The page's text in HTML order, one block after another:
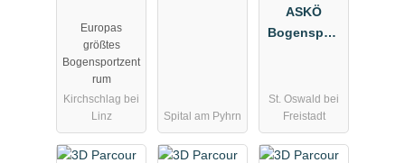
Europas
größtes
Bogensportzent
rum
Kirchschlag bei
Linz
Spital am Pyhrn
ASKÖ
Bogensport
St. Oswald bei
Freistadt